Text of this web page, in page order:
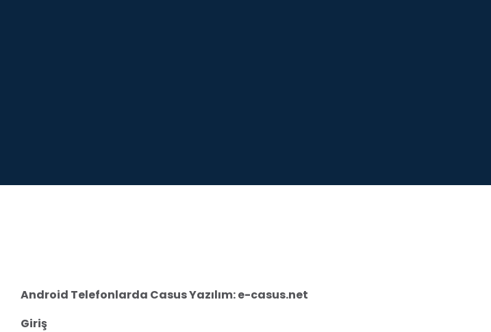
Android Telefonlarda Casus Yazılım: e-casus.net
Giriş